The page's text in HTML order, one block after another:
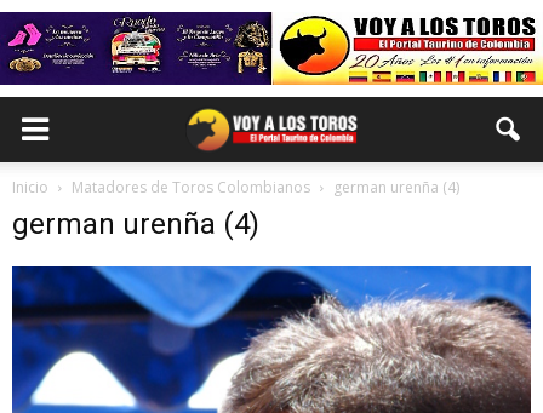
Inicio Matadores de Toros Colombianos german urenña (4)
german urenña (4)